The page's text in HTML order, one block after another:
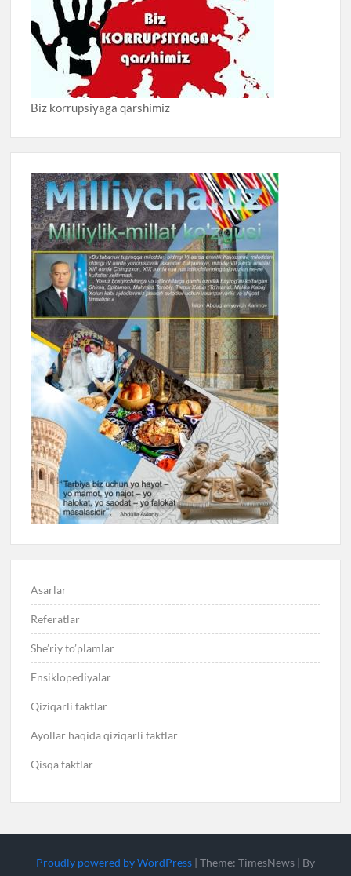
Biz korrupsiyaga qarshimiz
Asarlar
Referatlar
She’riy to’plamlar
Ensiklopediyalar
Qiziqarli faktlar
Ayollar haqida qiziqarli faktlar
Qisqa faktlar
Proudly powered by WordPress | Theme: TimesNews | By